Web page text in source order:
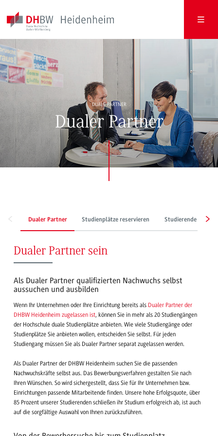
DUALE PARTNER
Dualer Partner
Dualer Partner Studienplätze reservieren Studierende finden
Dualer Partner sein
Als Dualer Partner qualifizierten Nachwuchs selbst
aussuchen und ausbilden
Wenn Ihr Unternehmen oder Ihre Einrichtung bereits als Dualer Partner der
DHBW Heidenheim zugelassen ist , können Sie in mehr als 20 Studiengängen
der Hochschule duale Studienplätze anbieten. Wie viele Studiengänge oder
Studienplätze Sie anbieten wollen, entscheiden Sie selbst. Für jeden
Studiengang müssen Sie als Dualer Partner separat zugelassen werden.
Als Dualer Partner der DHBW Heidenheim suchen Sie die passenden
Nachwuchskräfte selbst aus. Das Bewerbungsverfahren gestalten Sie nach
Ihren Wünschen. So wird sichergestellt, dass Sie für Ihr Unternehmen bzw.
Einrichtungen passende Mitarbeitende finden. Unsere hohe Erfolgsquote, über
85 Prozent unserer Studierenden schließen ihr Studium erfolgreich ab, ist auch
auf die sorgfältige Auswahl von Ihnen zurückzuführen.